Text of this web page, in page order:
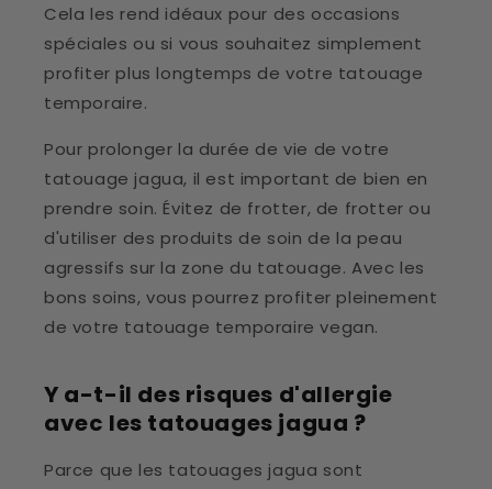
Cela les rend idéaux pour des occasions
spéciales ou si vous souhaitez simplement
profiter plus longtemps de votre tatouage
temporaire.
Pour prolonger la durée de vie de votre
tatouage jagua, il est important de bien en
prendre soin. Évitez de frotter, de frotter ou
d'utiliser des produits de soin de la peau
agressifs sur la zone du tatouage. Avec les
bons soins, vous pourrez profiter pleinement
de votre tatouage temporaire vegan.
Y a-t-il des risques d'allergie
avec les tatouages jagua ?
Parce que les tatouages jagua sont